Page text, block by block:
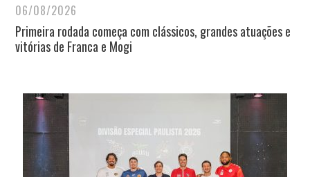
06/08/2026
Primeira rodada começa com clássicos, grandes atuações e
vitórias de Franca e Mogi